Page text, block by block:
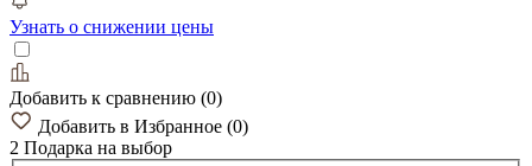
Узнать о снижении цены
Добавить к сравнению (0)
Добавить в Избранное (0)
2 Подарка на выбор